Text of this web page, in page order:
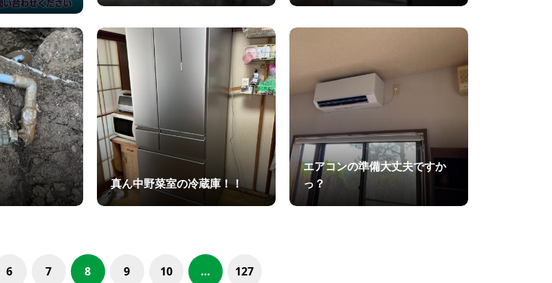
真ん中野菜室の冷蔵庫！！
エアコンの準備大丈夫ですか
っ？
6 7 8 9 10 … 127